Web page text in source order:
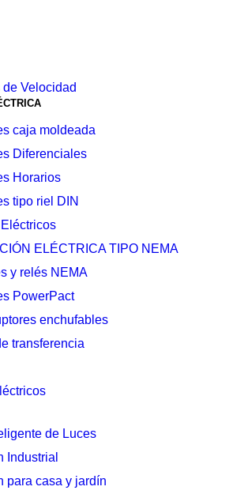
Velocidad
caja moldeada
Diferenciales
Horarios
tipo riel DIN
ELÉCTRICA TIPO NEMA
y relés NEMA
PowerPact
enchufables
transferencia
de Luces
Industrial
para casa y jardín